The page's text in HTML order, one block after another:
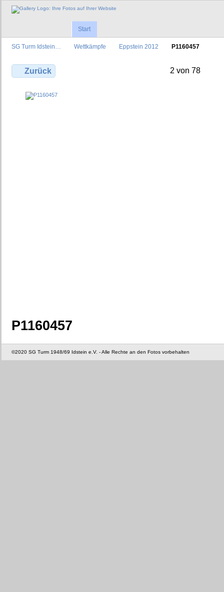
Start
SG Turm Idstein… Wettkämpfe Eppstein 2012 P1160457
Zurück 2 von 78
P1160457
©2020 SG Turm 1948/69 Idstein e.V. - Alle Rechte an den Fotos vorbehalten